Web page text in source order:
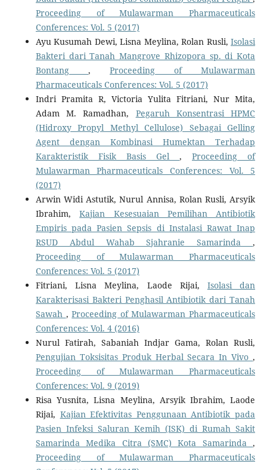
Proceeding of Mulawarman Pharmaceuticals
Conferences: Vol. 5 (2017)
Ayu Kusumah Dewi, Lisna Meylina, Rolan Rusli,Isolasi
Bakteri dari Tanah Mangrove Rhizopora sp. di Kota
Bontang , Proceeding of Mulawarman
Pharmaceuticals Conferences: Vol. 5 (2017)
Indri Pramita R, Victoria Yulita Fitriani, Nur Mita,
Adam M. Ramadhan, Pegaruh Konsentrasi HPMC
(Hidroxy Propyl Methyl Cellulose) Sebagai Gelling
Agent dengan Kombinasi Humektan Terhadap
Karakteristik Fisik Basis Gel,Proceeding of
Mulawarman Pharmaceuticals Conferences: Vol. 5
(2017)
Arwin Widi Astutik, Nurul Annisa, Rolan Rusli, Arsyik
Ibrahim,Kajian Kesesuaian Pemilihan Antibiotik
Empiris pada Pasien Sepsis di Instalasi Rawat Inap
RSUD Abdul Wahab Sjahranie Samarinda,
Proceeding of Mulawarman Pharmaceuticals
Conferences: Vol. 5 (2017)
Fitriani, Lisna Meylina, Laode Rijai, Isolasi dan
Karakterisasi Bakteri Penghasil Antibiotik dari Tanah
Sawah ,Proceeding of Mulawarman Pharmaceuticals
Conferences: Vol. 4 (2016)
Nurul Fatirah, Sabaniah Indjar Gama, Rolan Rusli,
Pengujian Toksisitas Produk Herbal Secara In Vivo,
Proceeding of Mulawarman Pharmaceuticals
Conferences: Vol. 9 (2019)
Risa Yusnita, Lisna Meylina, Arsyik Ibrahim, Laode
Rijai, Kajian Efektivitas Penggunaan Antibiotik pada
Pasien Infeksi Saluran Kemih (ISK) di Rumah Sakit
Samarinda Medika Citra (SMC) Kota Samarinda,
Proceeding of Mulawarman Pharmaceuticals